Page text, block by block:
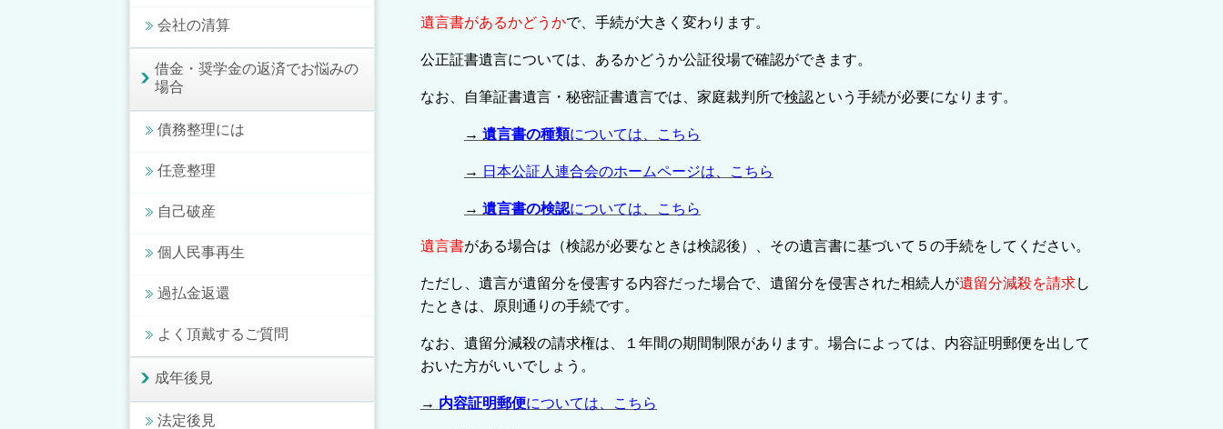
遺言書があるかどうかで、手続が大きく変わります。
公正証書遺言については、あるかどうか公証役場で確認ができます。
なお、自筆証書遺言・秘密証書遺言では、家庭裁判所で検認という手続が必要になります。
→ 遺言書の種類については、こちら
→ 日本公証人連合会のホームページは、こちら
→ 遺言書の検認については、こちら
遺言書がある場合は（検認が必要なときは検認後）、その遺言書に基づいて５の手続をしてください。
ただし、遺言が遺留分を侵害する内容だった場合で、遺留分を侵害された相続人が遺留分減殺を請求し
たときは、原則通りの手続です。
なお、遺留分減殺の請求権は、１年間の期間制限があります。場合によっては、内容証明郵便を出して
おいた方がいいでしょう。
→ 内容証明郵便については、こちら
会社の清算
借金・奨学金の返済でお悩みの
場合
債務整理には
任意整理
自己破産
個人民事再生
過払金返還
よく頂戴するご質問
成年後見
法定後見